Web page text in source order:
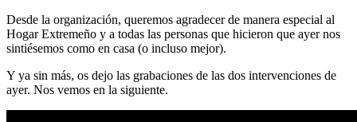
Desde la organización, queremos agradecer de manera especial al
Hogar Extremeño y a todas las personas que hicieron que ayer nos
sintiésemos como en casa (o incluso mejor).
Y ya sin más, os dejo las grabaciones de las dos intervenciones de
ayer. Nos vemos en la siguiente.